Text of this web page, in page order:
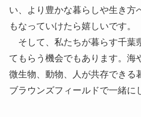
い、より豊かな暮らしや生き方
もなっていけたら嬉しいです。
そして、私たちが暮らす千葉
てもらう機会でもあります。海
微生物、動物、人が共存できる
ブラウンズフィールドで一緒に